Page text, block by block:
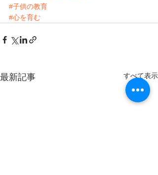
#子供の教育
#心を育む
最新記事 すべて表示